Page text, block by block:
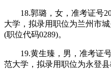
18.郭璐，女，准考证号
大学，拟录用职位为兰州市
(职位代码0289)。
19.黄生臻，男，准考证号
范大学，拟录用职位为永登县